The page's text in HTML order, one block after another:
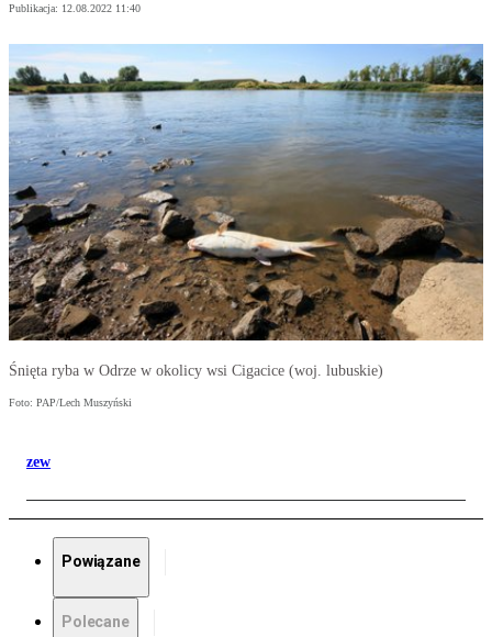
Publikacja: 12.08.2022 11:40
Śnięta ryba w Odrze w okolicy wsi Cigacice (woj. lubuskie)
Foto: PAP/Lech Muszyński
zew
Powiązane
Polecane